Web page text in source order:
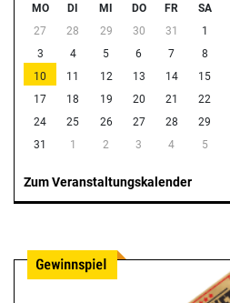
MO DI MI DO FR SA
27
28 29 30 31 1
3
4 5 6 7 8
10
11 12 13 14 15
17
18 19 20 21 22
24
25 26 27 28 29
31
1 2 3 4 5
Zum Veranstaltungskalender